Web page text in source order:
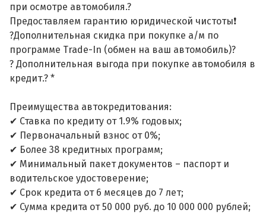
при осмотре автомобиля.?
Предоставляем гарантию юридической чистоты❗
?Дополнительная скидка при покупке а/м по
программе Trade-In (обмен на ваш автомобиль)?
? Дополнительная выгода при покупке автомобиля в
кредит.? *
Преимущества автокредитования:
✔ Ставка по кредиту от 1.9% годовых;
✔ Первоначальный взнос от 0%;
✔ Более 38 кредитных программ;
✔ Минимальный пакет документов – паспорт и
водительское удостоверение;
✔ Срок кредита от 6 месяцев до 7 лет;
✔ Сумма кредита от 50 000 руб. до 10 000 000 рублей;